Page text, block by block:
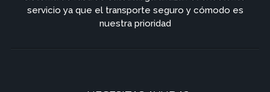
servicio ya que el transporte seguro y cómodo es
nuestra prioridad